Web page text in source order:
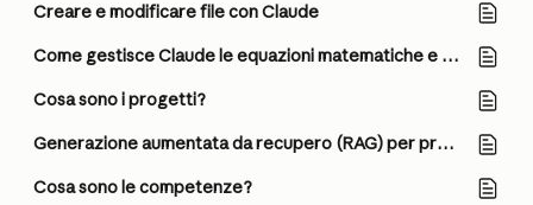
Creare e modificare file con Claude
Come gestisce Claude le equazioni matematiche e i calcoli?
Cosa sono i progetti?
Generazione aumentata da recupero (RAG) per progetti
Cosa sono le competenze?